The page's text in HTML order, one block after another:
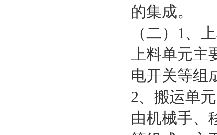
的集成。
（二）1、
上料单元主
电开关等组
2、搬运单元
由机械手、